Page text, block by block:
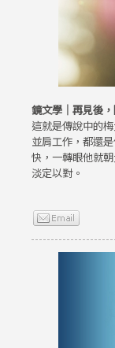
鏡文學｜再見後
這就是傳說中的
並肩工作，都還
快，一轉眼他就
淡定以對。